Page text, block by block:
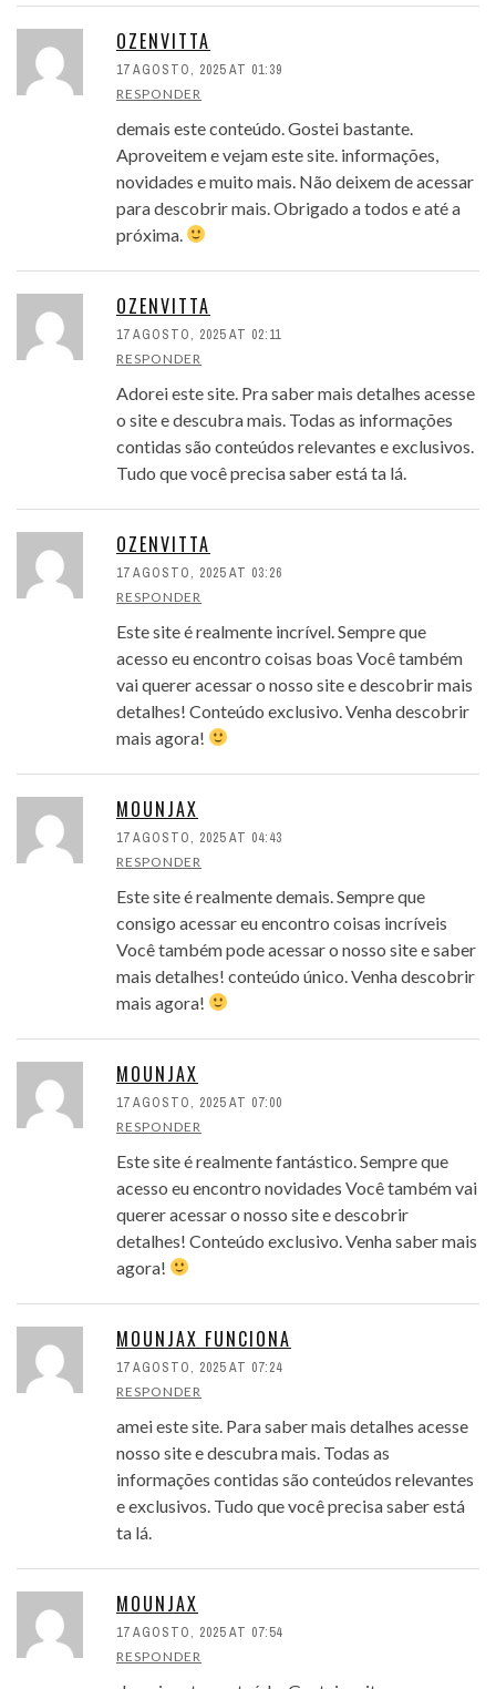
OZENVITTA
17 AGOSTO, 2025 AT 01:39
RESPONDER
demais este conteúdo. Gostei bastante.
Aproveitem e vejam este site. informações,
novidades e muito mais. Não deixem de acessar
para descobrir mais. Obrigado a todos e até a
próxima.
OZENVITTA
17 AGOSTO, 2025 AT 02:11
RESPONDER
Adorei este site. Pra saber mais detalhes acesse
o site e descubra mais. Todas as informações
contidas são conteúdos relevantes e exclusivos.
Tudo que você precisa saber está ta lá.
OZENVITTA
17 AGOSTO, 2025 AT 03:26
RESPONDER
Este site é realmente incrível. Sempre que
acesso eu encontro coisas boas Você também
vai querer acessar o nosso site e descobrir mais
detalhes! Conteúdo exclusivo. Venha descobrir
mais agora!
MOUNJAX
17 AGOSTO, 2025 AT 04:43
RESPONDER
Este site é realmente demais. Sempre que
consigo acessar eu encontro coisas incríveis
Você também pode acessar o nosso site e saber
mais detalhes! conteúdo único. Venha descobrir
mais agora!
MOUNJAX
17 AGOSTO, 2025 AT 07:00
RESPONDER
Este site é realmente fantástico. Sempre que
acesso eu encontro novidades Você também vai
querer acessar o nosso site e descobrir
detalhes! Conteúdo exclusivo. Venha saber mais
agora!
MOUNJAX FUNCIONA
17 AGOSTO, 2025 AT 07:24
RESPONDER
amei este site. Para saber mais detalhes acesse
nosso site e descubra mais. Todas as
informações contidas são conteúdos relevantes
e exclusivos. Tudo que você precisa saber está
ta lá.
MOUNJAX
17 AGOSTO, 2025 AT 07:54
RESPONDER